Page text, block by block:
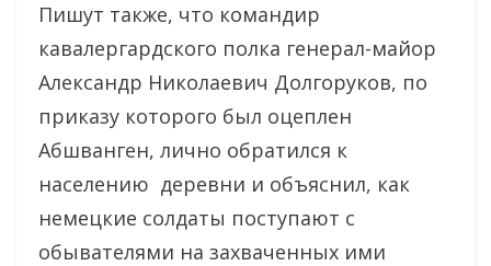
Пишут также, что командир
кавалергардского полка генерал-майор
Александр Николаевич Долгоруков, по
приказу которого был оцеплен
Абшванген, лично обратился к
населению деревни и объяснил, как
немецкие солдаты поступают с
обывателями на захваченных ими